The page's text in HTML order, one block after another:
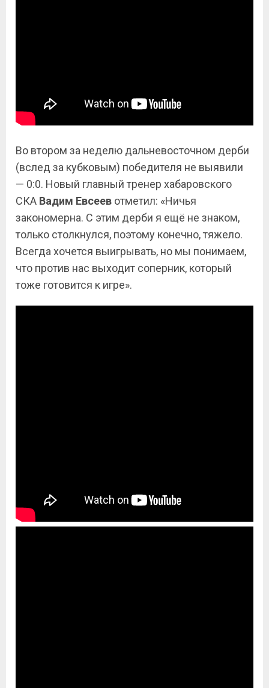
Во втором за неделю дальневосточном дерби
(вслед за кубковым) победителя не выявили
— 0:0. Новый главный тренер хабаровского
СКА Вадим Евсеев отметил: «Ничья
закономерна. С этим дерби я ещё не знаком,
только столкнулся, поэтому конечно, тяжело.
Всегда хочется выигрывать, но мы понимаем,
что против нас выходит соперник, который
тоже готовится к игре».